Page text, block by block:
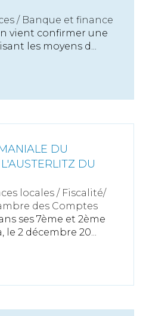
/ Banque et finance
vient confirmer une
les moyens d...
DU
DU
locales / Fiscalité/
des Comptes
ses 7ème et 2ème
2 décembre 20...